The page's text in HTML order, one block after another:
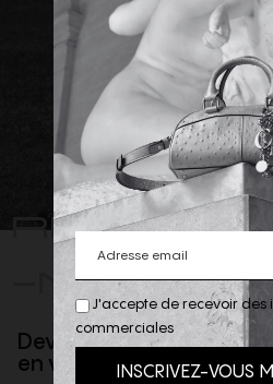
-NOUS
Devenez client privilège
en vous inscrivant à la
J'accepte de recevoir des
commerciales